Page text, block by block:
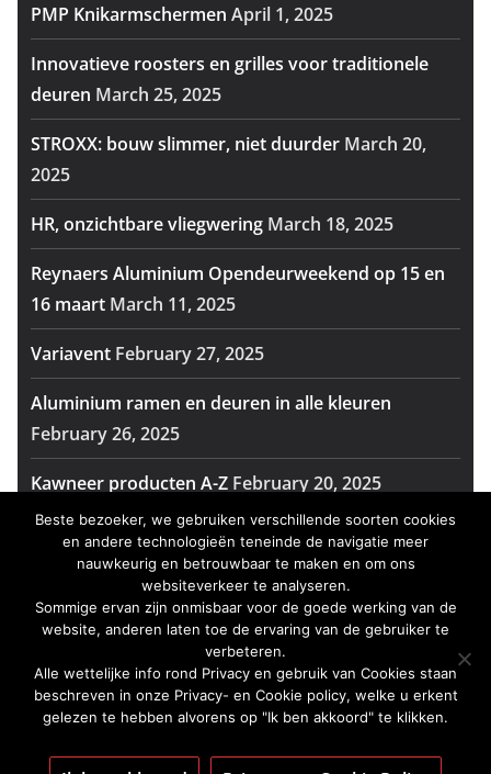
PMP Knikarmschermen April 1, 2025
Innovatieve roosters en grilles voor traditionele
deuren March 25, 2025
STROXX: bouw slimmer, niet duurder March 20,
2025
HR, onzichtbare vliegwering March 18, 2025
Reynaers Aluminium Opendeurweekend op 15 en
16 maart March 11, 2025
Variavent February 27, 2025
Aluminium ramen en deuren in alle kleuren
February 26, 2025
Kawneer producten A-Z February 20, 2025
Reynaers Aluminium viert 60 jaar vakmanschap op
BatibouwFebruary 14, 2025
Privacy- en Cookie policyAlgemene Voorwaarden
Copyright © 2026 raamambassadeur . All rights reserved.
Powered by H24o (Bart Hermans) and
Beste bezoeker, we gebruiken verschillende soorten cookies
en andere technologieën teneinde de navigatie meer
nauwkeurig en betrouwbaar te maken en om ons
websiteverkeer te analyseren.
Sommige ervan zijn onmisbaar voor de goede werking van de
website, anderen laten toe de ervaring van de gebruiker te
verbeteren.
Alle wettelijke info rond Privacy en gebruik van Cookies staan
beschreven in onze Privacy- en Cookie policy, welke u erkent
gelezen te hebben alvorens op "Ik ben akkoord" te klikken.